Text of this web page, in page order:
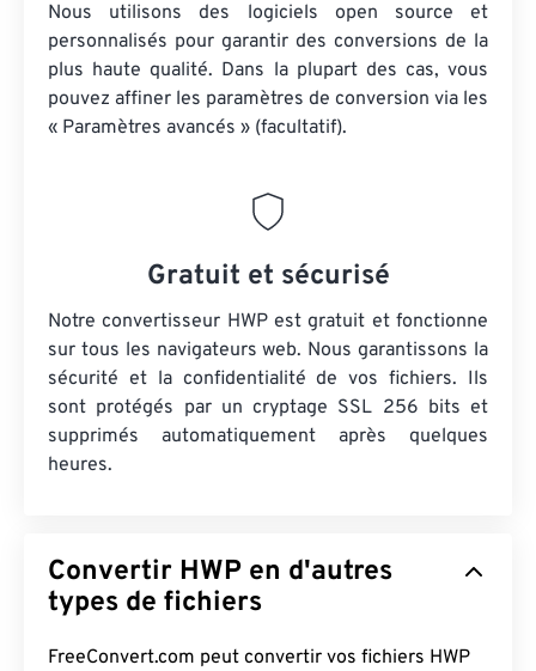
Nous utilisons des logiciels open source et
personnalisés pour garantir des conversions de la
plus haute qualité. Dans la plupart des cas, vous
pouvez affiner les paramètres de conversion via les
« Paramètres avancés » (facultatif).
Gratuit et sécurisé
Notre convertisseur HWP est gratuit et fonctionne
sur tous les navigateurs web. Nous garantissons la
sécurité et la confidentialité de vos fichiers. Ils
sont protégés par un cryptage SSL 256 bits et
supprimés automatiquement après quelques
heures.
Convertir HWP en d'autres
types de fichiers
FreeConvert.com peut convertir vos fichiers HWP